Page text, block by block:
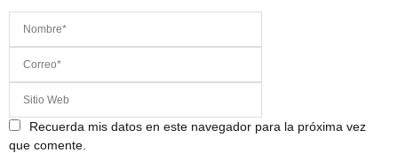
Recuerda mis datos en este navegador para la próxima vez
que comente.